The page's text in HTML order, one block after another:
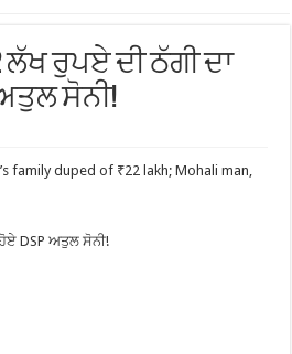
ਲੱਖ ਰੁਪਏ ਦੀ ਠੱਗੀ ਦਾ
ਅਤੁਲ ਸੋਨੀ!
family duped of ₹22 lakh; Mohali man,
DSP ਅਤੁਲ ਸੋਨੀ!